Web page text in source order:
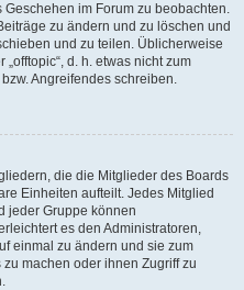
im Forum zu beobachten.
zu ändern und zu löschen und
und zu teilen. Üblicherweise
d. h. etwas nicht zum
Angreifendes schreiben.
die die Mitglieder des Boards
Einheiten aufteilt. Jedes Mitglied
jeder Gruppe können
es den Administratoren,
einmal zu ändern und sie zum
machen oder ihnen Zugriff zu